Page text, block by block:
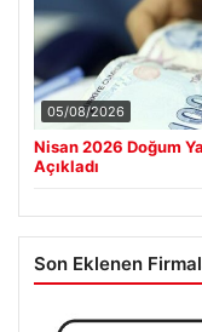
05/08/2026
Nisan 2026 Doğum
Açıkladı
Son Eklenen